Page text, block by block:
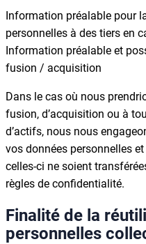
Information préalable pour
personnelles à des tiers en
Information préalable et
fusion / acquisition
Dans le cas où nous
fusion, d’acquisition ou à
d’actifs, nous nous
vos données personnelles
celles-ci ne soient
règles de confidentialité.
Finalité de la
personnelles